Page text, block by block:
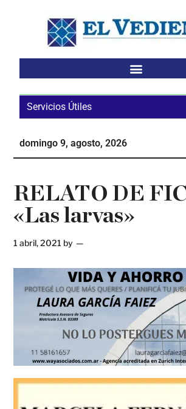
Servicios Útiles
domingo 9, agosto, 2026
RELATO DE
«Las larvas»
1 abril, 2021 by